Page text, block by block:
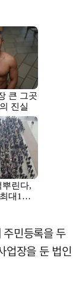
민등록을 두
업장을 둔 법인